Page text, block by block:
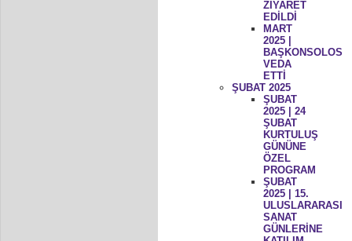
ZİYARET
EDİLDİ
MART
2025 |
BAŞKONSOLOS
VEDA
ETTİ
ŞUBAT 2025
ŞUBAT
2025 | 24
ŞUBAT
KURTULUŞ
GÜNÜNE
ÖZEL
PROGRAM
ŞUBAT
2025 | 15.
ULUSLARARASI
SANAT
GÜNLERİNE